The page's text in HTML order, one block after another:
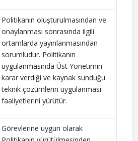
Politikanın oluşturulmasından ve
onaylanması sonrasında ilgili
ortamlarda yayınlanmasından
sorumludur. Politikanın
uygulanmasında Üst Yönetimin
karar verdiği ve kaynak sunduğu
teknik çözümlerin uygulanması
faaliyetlerini yürütür.
Görevlerine uygun olarak